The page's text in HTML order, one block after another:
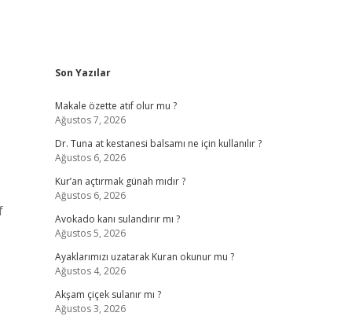
Sidebar
Son Yazılar
Makale özette atıf olur mu ?
Ağustos 7, 2026
Dr. Tuna at kestanesi balsamı ne için kullanılır ?
Ağustos 6, 2026
Kur’an açtırmak günah mıdır ?
Ağustos 6, 2026
Avokado kanı sulandırır mı ?
Ağustos 5, 2026
Ayaklarımızı uzatarak Kuran okunur mu ?
Ağustos 4, 2026
Akşam çiçek sulanır mı ?
Ağustos 3, 2026